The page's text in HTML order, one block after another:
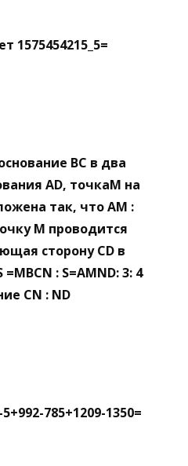
1575454215_5=
BC в два
AD, точкаM на
так, что AM :
M проводится
сторону CD в
: S=AMND: 3: 4
CN : ND
785+1209-1350=